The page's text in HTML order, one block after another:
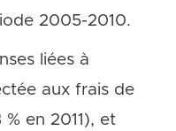
2005-2010.
liées à
aux frais de
en 2011), et